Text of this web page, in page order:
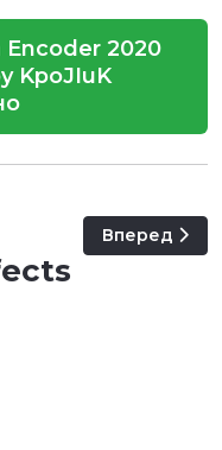
2020
KpoJIuK
2020 14.8.0.31
Следующий:
Вперед